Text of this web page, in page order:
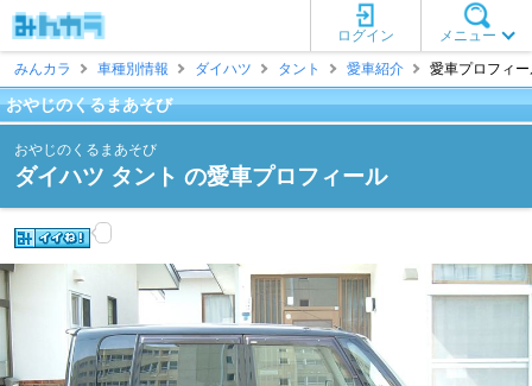
メニュー
ログイン
みんカラ
車種別情報 ダイハツ タント 愛車紹介 愛車プロフィ
おやじのくるまあそび
おやじのくるまあそび
ダイハツ タント の愛車プロフィール